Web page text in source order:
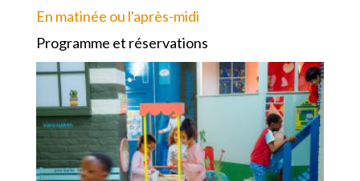
En matinée ou l'après-midi
Programme et réservations